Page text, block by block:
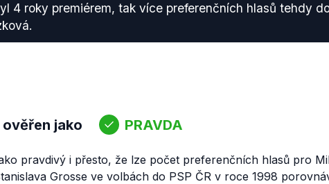
4 roky premiérem, tak více preferenčních hlasů tehdy
jako PRAVDA
pravdivý i přesto, že lze počet preferenčních hlasů pro
Grosse ve volbách do PSP ČR v roce 1998